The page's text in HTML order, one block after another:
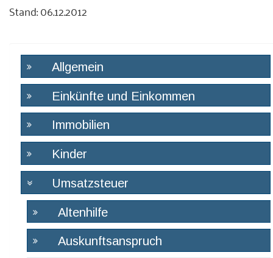
Stand: 06.12.2012
Allgemein
Einkünfte und Einkommen
Immobilien
Kinder
Umsatzsteuer
Altenhilfe
Auskunftsanspruch